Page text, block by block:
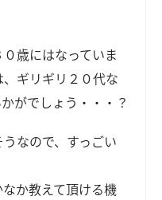
歳にはなっていま
ギリギリ２０代な
がでしょう・・・？
なので、すっごい
か教えて頂ける機